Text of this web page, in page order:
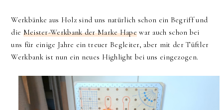
Werkbänke aus Holz sind uns natürlich schon ein Begriff und
die Meister-Werkbank der Marke Hapewar auch schon bei
uns für einige Jahre ein treuer Begleiter, aber mit der Tüftler
Werkbank ist nun ein neues Highlight bei uns eingezogen.